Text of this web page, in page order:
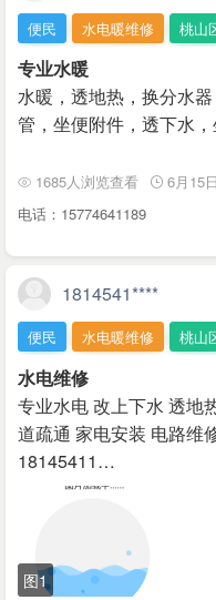
便民 水电暖维修 桃山
专业水暖
水暖，透地热，换分水
管，坐便附件，透下水
1685人浏览查看 6月15日
电话：15774641189
1814541****
便民 水电暖维修 桃山
水电维修
专业水电 改上下水 透地
道疏通 家电安装 电路维
18145411…
图1